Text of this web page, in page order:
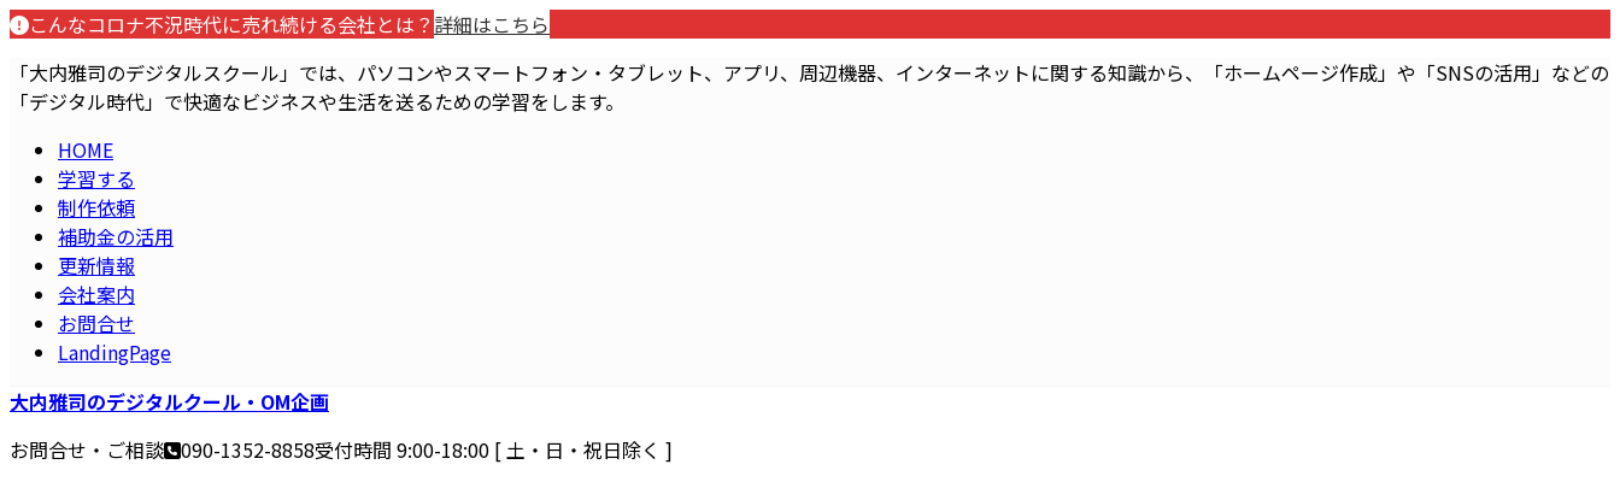
コ
テ
ン
ナ
ゲ
ー
こんなコロナ不況時代に売れ続ける会社とは？ 詳細はこちら
「大内雅司のデジタルスクール」では、パソコンやスマートフォン・タブレット、アプリ、周辺機器、インターネットに関する知識から、「ホームページ作成」や「SNSの活用」などの
「デジタル時代」で快適なビジネスや生活を送るための学習をします。
HOME
学習する
制作依頼
補助金の活用
更新情報
会社案内
お問合せ
LandingPage
大内雅司のデジタルクール・OM企画
お問合せ・ご相談 090-1352-8858受付時間 9:00-18:00 [ 土・日・祝日除く ]